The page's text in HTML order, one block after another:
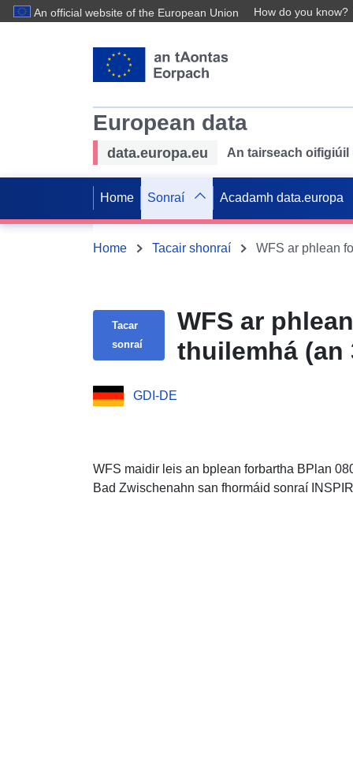
An official website of the European Union How do you know?
European data
data.europa.eu An tairseach
Home Sonraí Acadamh data.europa
Home Tacair shonraí
Tacar
sonraí
WFS ar
thuilemhá (an
GDI-DE
WFS maidir leis an bplean forbartha BPlan
Bad Zwischenahn san fhormáid sonraí